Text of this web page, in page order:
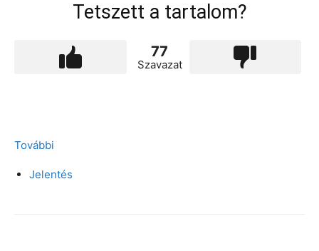
Tetszett a tartalom?
77
Szavazat
További
Jelentés